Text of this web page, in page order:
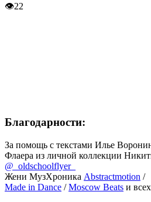
👁22
Благодарности:
За помощь с текстами Илье
Флаера из личной коллекции
@_oldschoolflyer_
Жени МузХроника Abstractmotion /
Made in Dance /Moscow Beats и